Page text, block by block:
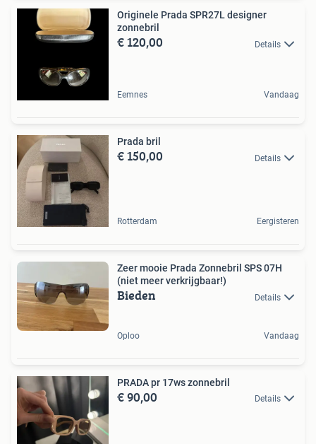
Originele Prada SPR27L designer
zonnebril
€ 120,00 Details
Eemnes Vandaag
Prada bril
€ 150,00 Details
Rotterdam Eergisteren
Zeer mooie Prada Zonnebril SPS 07H
(niet meer verkrijgbaar!)
Bieden Details
Oploo Vandaag
PRADA pr 17ws zonnebril
€ 90,00 Details